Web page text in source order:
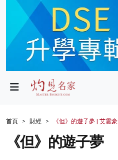
政局
財經
生活
首頁 財經 《但》的遊子夢 | 艾雲豪
《但》的遊子夢